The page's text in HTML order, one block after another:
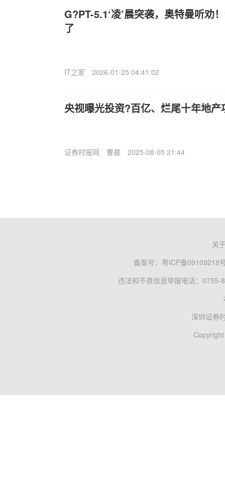
G?PT-5.1‘凌’晨突袭，奥特曼听劝
了
IT之家 2026-01-25 04:41:02
央视曝光投资?百亿、烂尾十年地产
证券时报网 曹晨 2025-08-05 21:44
关
备案号： 粤ICP备09109218
违法和不良信息举报电话：0755-
深圳证券